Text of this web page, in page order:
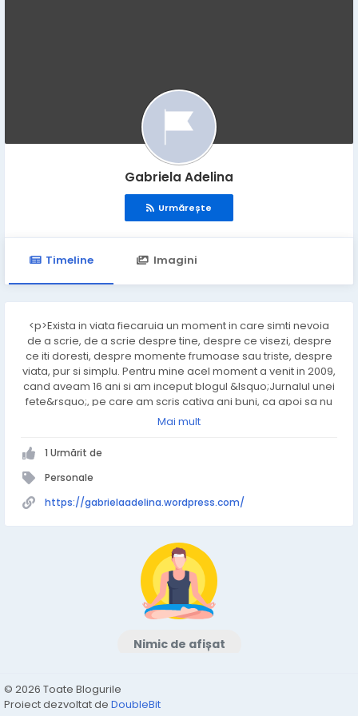
Gabriela Adelina
Urmărește
Timeline Imagini
<p>Exista in viata fiecaruia un moment in care simti nevoia
de a scrie, de a scrie despre tine, despre ce visezi, despre
ce iti doresti, despre momente frumoase sau triste, despre
viata, pur si simplu. Pentru mine acel moment a venit in 2009,
cand aveam 16 ani si am inceput blogul &lsquo;Jurnalul unei
fete&rsquo;, pe care am scris cativa ani buni, ca apoi sa nu
mai rezonez cu blogging-ul. Mi-am luat o
scrie si asa a aparut acest blog, de data aceasta nu mai
este anonim, nu mai postez sub un pseudonim, de data asta
scriu eu, Gabriela Adelina, despre mine si viata mea. De
data asta sunt eu&hellip;</p> <p>Si cine mai exact sunt eu?
</p> <p>Daca vrei sa afli te astept pe blog!</p>
Mai mult
1 Urmărit de
Personale
https://gabrielaadelina.wordpress.com/
Nimic de afișat
© 2026 Toate Blogurile
Proiect dezvoltat de DoubleBit